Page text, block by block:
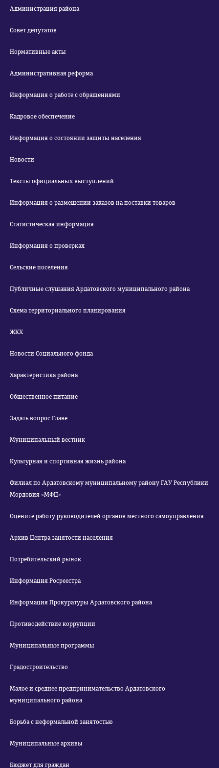
Администрация района
Совет депутатов
Нормативные акты
Административная реформа
Информация о работе с обращениями
Кадровое обеспечение
Информация о состоянии защиты населения
Новости
Тексты официальных выступлений
Информация о размещении заказов на поставки товаров
Статистическая информация
Информация о проверках
Сельские поселения
Публичные слушания Ардатовского муниципального района
Схема территориального планирования
ЖКХ
Новости Социального фонда
Характеристика района
Общественное питание
Задать вопрос Главе
Муниципальный вестник
Культурная и спортивная жизнь района
Филиал по Ардатовскому муниципальному району ГАУ Республики
Мордовия «МФЦ»
Оцените работу руководителей органов местного самоуправления
Архив Центра занятости населения
Потребительский рынок
Информация Росреестра
Информация Прокуратуры Ардатовского района
Противодействие коррупции
Муниципальные программы
Градостроительство
Малое и среднее предпринимательство Ардатовского
муниципального района
Борьба с неформальной занятостью
Муниципальные архивы
Бюджет для граждан